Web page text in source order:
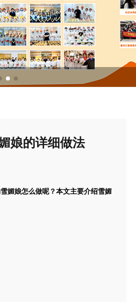
娘的详细做法
媚娘怎么做呢？本文主要介绍雪媚